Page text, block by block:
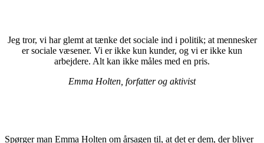
Jeg tror, vi har glemt at tænke det sociale ind i politik; at mennesker
er sociale væsener. Vi er ikke kun kunder, og vi er ikke kun
arbejdere. Alt kan ikke måles med en pris.
Emma Holten, forfatter og aktivist
Spørger man Emma Holten om årsagen til, at det er dem, der bliver